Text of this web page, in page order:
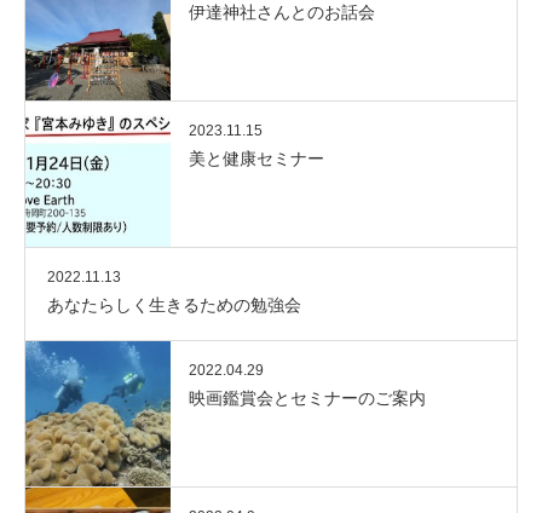
伊達神社さんとのお話会
2023.11.15
美と健康セミナー
2022.11.13
あなたらしく生きるための勉強会
2022.04.29
映画鑑賞会とセミナーのご案内